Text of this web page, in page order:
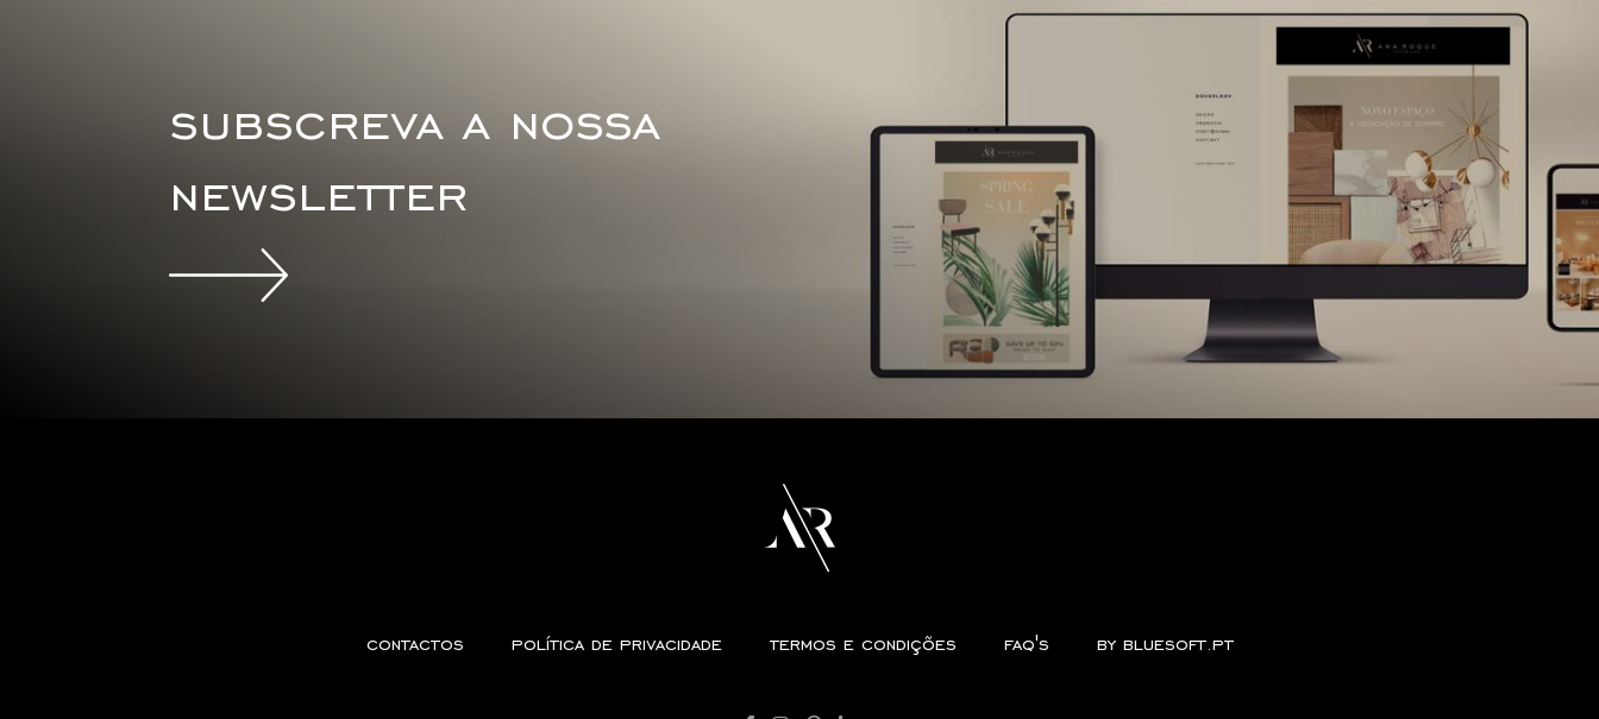
subscreva a nossa
newsletter
contactos política de privacidade termos e condições faq's by bluesoft.pt